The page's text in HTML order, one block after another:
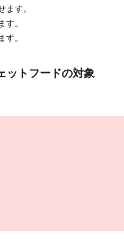
ます。
す。
す。
ットフードの対象